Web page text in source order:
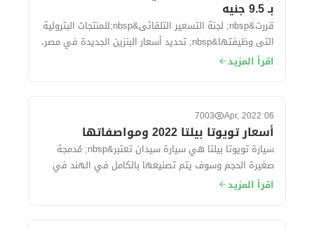
بـ 9.5 جنيه
قررت&nbsp; لجنة التسعير التلقائى&nbsp;للمنتجات البترولية
التى وظيفتها&nbsp; تحديد أسعار البنزين الجديدة في مصر،
وقد تهدف لجنة التسعير إلى تح...
اقرأ المزيد
06 Apr, 2022
7003
أسعار تويوتا بيلتا 2022 ومواصفاتها
سيارة تويوتا بيلتا هي سيارة سيدان تعتبر&nbsp; مُدمجة
صغيرة الحجم وسوف يتم تصنيعها بالكامل في الهند في
مصانع شركة سوزوكى ، حيث&nbsp; تُقدم ال...
اقرأ المزيد